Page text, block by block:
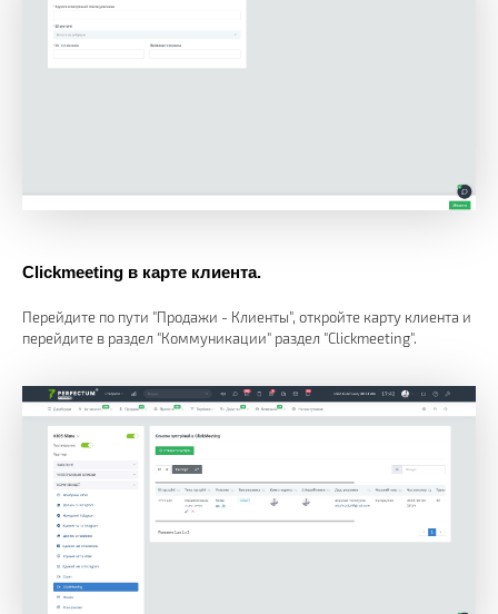
Clickmeeting в карте клиента.
Перейдите по пути "Продажи - Клиенты", откройте карту клиента и
перейдите в раздел "Коммуникации" раздел "Clickmeeting".